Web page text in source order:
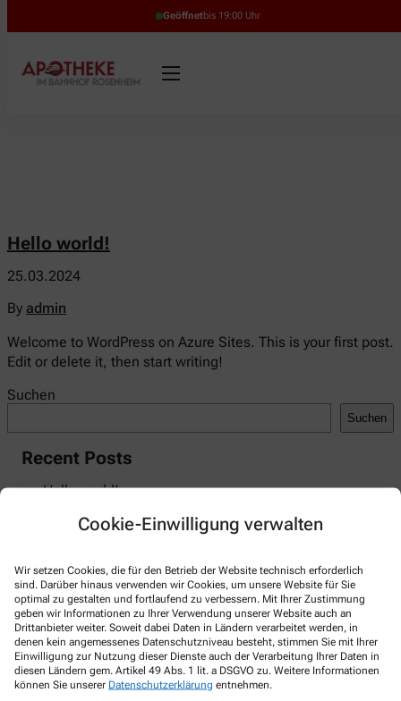
Cookie-Einwilligung verwalten
Wir setzen Cookies, die für den Betrieb der Website technisch erforderlich
sind. Darüber hinaus verwenden wir Cookies, um unsere Website für Sie
optimal zu gestalten und fortlaufend zu verbessern. Mit Ihrer Zustimmung
geben wir Informationen zu Ihrer Verwendung unserer Website auch an
Drittanbieter weiter. Soweit dabei Daten in Ländern verarbeitet werden, in
denen kein angemessenes Datenschutzniveau besteht, stimmen Sie mit Ihrer
Einwilligung zur Nutzung dieser Dienste auch der Verarbeitung Ihrer Daten in
diesen Ländern gem. Artikel 49 Abs. 1 lit. a DSGVO zu. Weitere Informationen
können Sie unserer Datenschutzerklärung entnehmen.
Geöffnetbis 19:00 Uhr
Hello world!
25.03.2024
By admin
Welcome to WordPress on Azure Sites. This is your first post.
Edit or delete it, then start writing!
Suchen
Suchen
Recent Posts
Hello world!
Recent Comments
Kontakt
Apotheke im Bahnhof Rosenheim